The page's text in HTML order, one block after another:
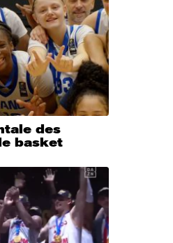
des
basket